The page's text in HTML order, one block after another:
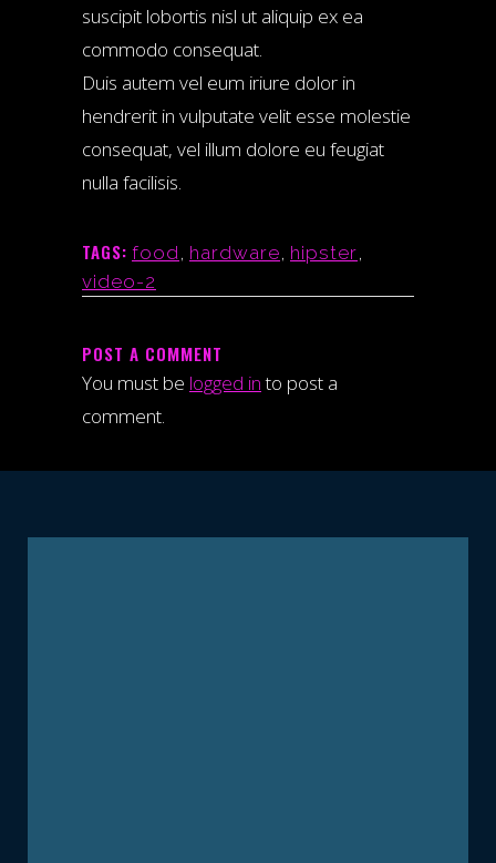
suscipit lobortis nisl ut aliquip ex ea
commodo consequat.
Duis autem vel eum iriure dolor in
hendrerit in vulputate velit esse molestie
consequat, vel illum dolore eu feugiat
nulla facilisis.
TAGS: food, hardware, hipster,
video-2
POST A COMMENT
You must be logged into post a
comment.